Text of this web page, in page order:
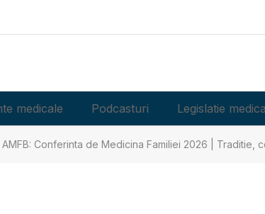
medicale Podcasturi Legislatie
AMFB: Conferinta de Medicina Familiei 2026 | Traditie,